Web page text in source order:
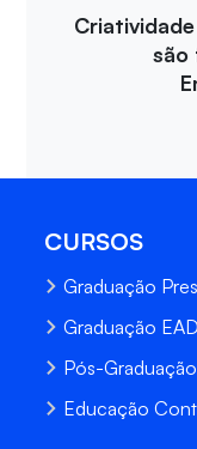
são
CURSOS
Graduação
Graduação EAD
Pós-Graduação
Educação